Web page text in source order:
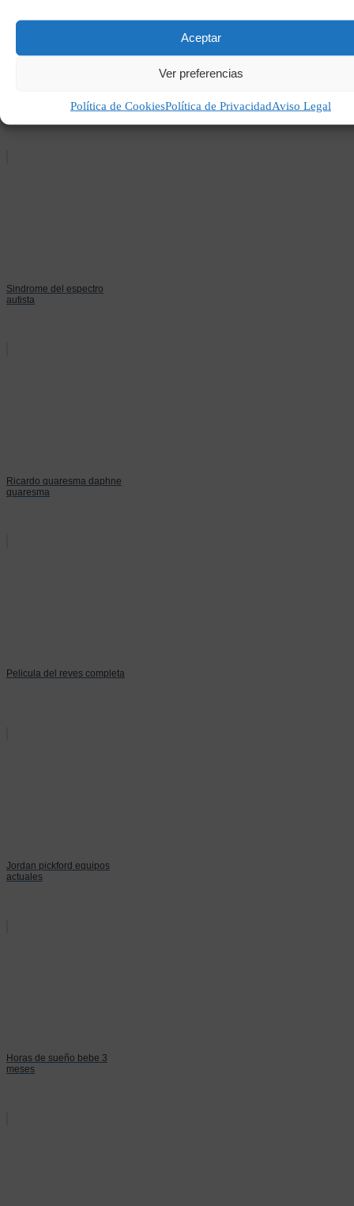
Aceptar
Ver preferencias
Política de CookiesPolítica de PrivacidadAviso Legal
Sindrome del espectro
autista
Ricardo quaresma daphne
quaresma
Pelicula del reves completa
Jordan pickford equipos
actuales
Horas de sueño bebe 3
meses